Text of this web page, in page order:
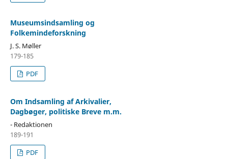
Museumsindsamling og
Folkemindeforskning
J. S. Møller
179-185
PDF
Om Indsamling af Arkivalier,
Dagbøger, politiske Breve m.m.
- Redaktionen
189-191
PDF